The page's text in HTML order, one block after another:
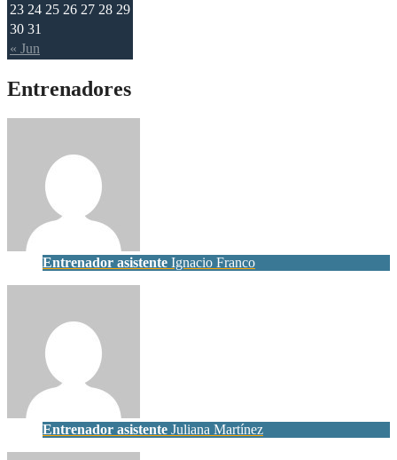
« Jun
23 24 25 26 27 28 29
30 31
Entrenadores
Entrenador asistente Ignacio Franco
Entrenador asistente Juliana Martínez